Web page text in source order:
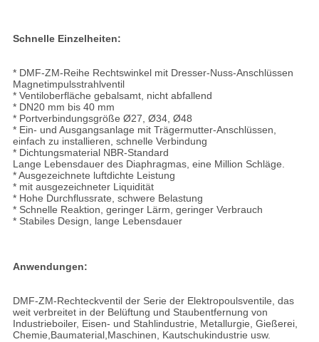
Schnelle Einzelheiten:
* DMF-ZM-Reihe Rechtswinkel mit Dresser-Nuss-Anschlüssen
Magnetimpulsstrahlventil
* Ventiloberfläche gebalsamt, nicht abfallend
* DN20 mm bis 40 mm
* Portverbindungsgröße Ø27, Ø34, Ø48
* Ein- und Ausgangsanlage mit Trägermutter-Anschlüssen,
einfach zu installieren, schnelle Verbindung
* Dichtungsmaterial NBR-Standard
Lange Lebensdauer des Diaphragmas, eine Million Schläge.
* Ausgezeichnete luftdichte Leistung
* mit ausgezeichneter Liquidität
* Hohe Durchflussrate, schwere Belastung
* Schnelle Reaktion, geringer Lärm, geringer Verbrauch
* Stabiles Design, lange Lebensdauer
Anwendungen:
DMF-ZM-Rechteckventil der Serie der Elektropoulsventile, das
weit verbreitet in der Belüftung und Staubentfernung von
Industrieboiler, Eisen- und Stahlindustrie, Metallurgie, Gießerei,
Chemie,Baumaterial,Maschinen, Kautschukindustrie usw.